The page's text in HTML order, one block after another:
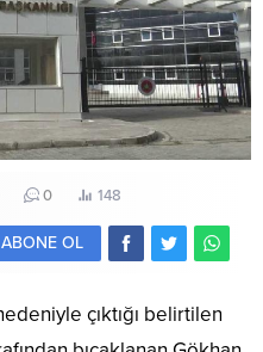
0 148
ABONE OL
çıktığı belirtilen